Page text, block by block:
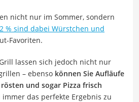
nicht nur im Sommer, sondern
% sind dabei Würstchen und
Favoriten.
lassen sich jedoch nicht nur
– ebenso können Sie Aufläufe
und sogar Pizza frisch
immer das perfekte Ergebnis zu